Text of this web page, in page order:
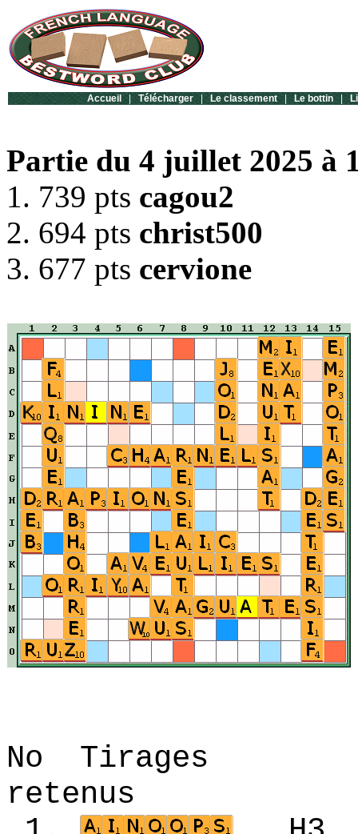
Accueil | Télécharger | Le classement | Le bottin |
Partie du 4 juillet 2025 à
1. 739 pts cagou2
2. 694 pts christ500
3. 677 pts cervione
No Tirages
retenus